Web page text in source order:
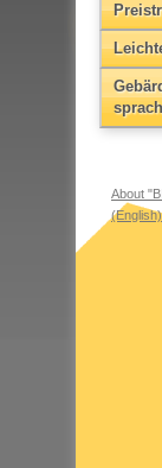
About
(English)